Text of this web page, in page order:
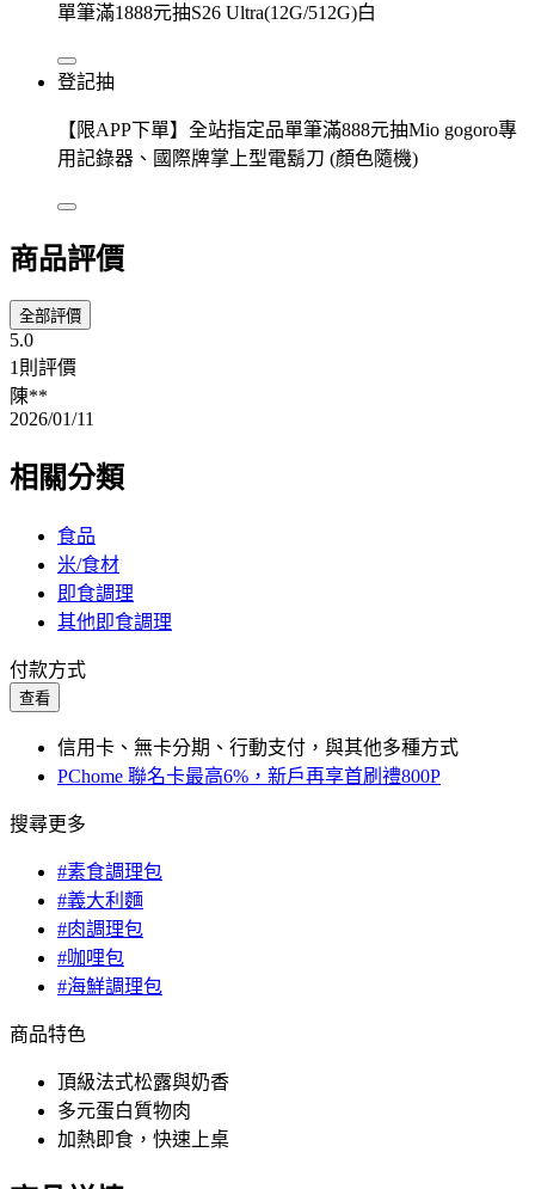
單筆滿1888元抽S26 Ultra(12G/512G)白
登記抽
【限APP下單】全站指定品單筆滿888元抽Mio gogoro專
用記錄器、國際牌掌上型電鬍刀 (顏色隨機)
商品評價
全部評價
5.0
1則評價
陳**
2026/01/11
相關分類
食品
米/食材
即食調理
其他即食調理
付款方式
查看
信用卡、無卡分期、行動支付，與其他多種方式
PChome 聯名卡最高6%，新戶再享首刷禮800P
搜尋更多
#素食調理包
#義大利麵
#肉調理包
#咖哩包
#海鮮調理包
商品特色
頂級法式松露與奶香
多元蛋白質物肉
加熱即食，快速上桌